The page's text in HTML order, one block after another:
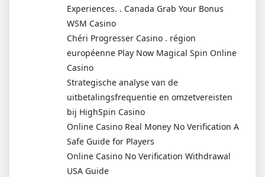
Experiences. . Canada Grab Your Bonus
WSM Casino
Chéri Progresser Casino . région
européenne Play Now Magical Spin Online
Casino
Strategische analyse van de
uitbetalingsfrequentie en omzetvereisten
bij HighSpin Casino
Online Casino Real Money No Verification A
Safe Guide for Players
Online Casino No Verification Withdrawal
USA Guide